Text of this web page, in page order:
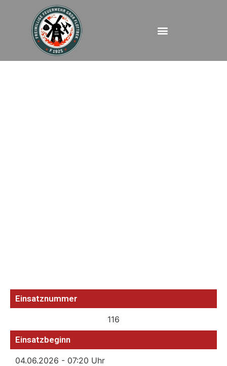
Einsatznummer
116
Einsatzbeginn
04.06.2026 - 07:20 Uhr